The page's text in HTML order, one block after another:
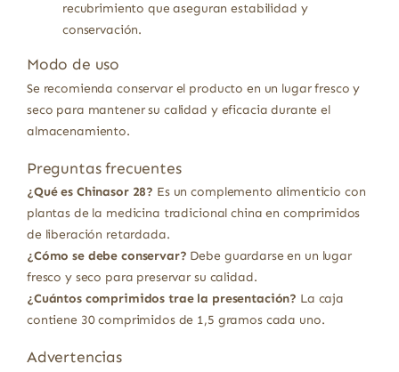
recubrimiento que aseguran estabilidad y
conservación.
Modo de uso
Se recomienda conservar el producto en un lugar fresco y
seco para mantener su calidad y eficacia durante el
almacenamiento.
Preguntas frecuentes
¿Qué es Chinasor 28? Es un complemento alimenticio con
plantas de la medicina tradicional china en comprimidos
de liberación retardada.
¿Cómo se debe conservar? Debe guardarse en un lugar
fresco y seco para preservar su calidad.
¿Cuántos comprimidos trae la presentación? La caja
contiene 30 comprimidos de 1,5 gramos cada uno.
Advertencias